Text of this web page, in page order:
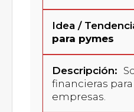
para pymes
financieras
empresas.